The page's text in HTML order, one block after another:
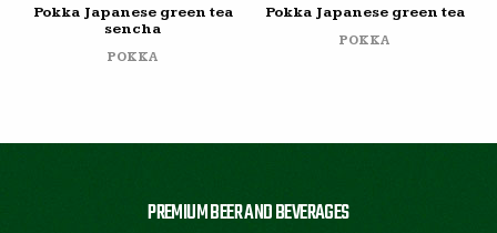
Pokka Japanese green tea
sencha
POKKA
Pokka Japanese green tea
POKKA
PREMIUM BEER AND BEVERAGES